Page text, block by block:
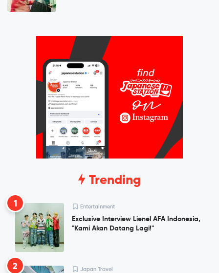
Trending
1 Entertainment
Exclusive Interview Lienel AFA Indonesia,
"Kami Akan Datang Lagi!"
2 Japan Travel